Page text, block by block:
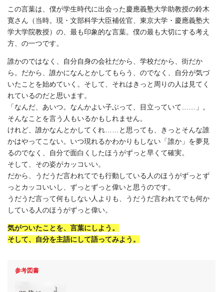
この言葉は、僕が学生時代に出会った慶應義塾大学助教授の鈴木
寛さん（当時。現・文部科学大臣補佐官、東京大学・慶應義塾大
学大学院教授）の、最も印象的な言葉。僕の最も大切にする考え
方、の一つです。
誰かのではなく、自分自身の会社だから、学校だから、街だか
ら。だから、誰かになんとかしてもらう、のでなく、自分が気づ
いたことを始めていく。そして、それはきっと周りの人は見てく
れているのだと思います。
「なんだ、あいつ。なんかよい子ぶって、目立っていて……」。
そんなことを言う人もいるかもしれません。
けれど、誰かなんとかしてくれ……と思っても、きっとそんな誰
かはやってこない。いつ現れるかわかりもしない「誰か」を夢見
るのでなく、自分で面白くしたほうがずっと早くて確実。
そして、その姿がカッコいい。
だから、うだうだ言われてでも行動している人のほうがずっとず
っとカッコいいし、ずっとずっと偉いと思うのです。
うだうだ言って何もしない人よりも、うだうだ言われてでも何か
している人のほうがずっと偉い。
気がついたことを、言葉にしよう。
そして、自分を主語にして語ってみよう。
参考図書